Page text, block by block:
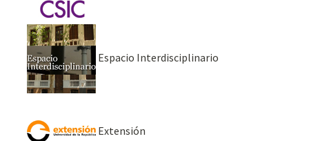
Espacio Interdisciplinario
Extensión